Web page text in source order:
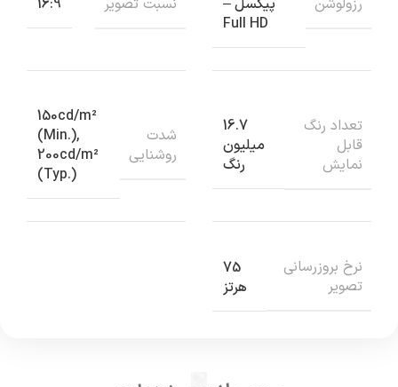
رزولوشن
پیکسل –
Full HD
نسبت تصوير 16:9
تعداد رنگ
قابل
نمايش
16.7
میلیون
رنگ
شدت
روشنايي
150cd/m²
(Min.),
200cd/m²
(Typ.)
نرخ بروزرساني
تصوير
75
هرتز